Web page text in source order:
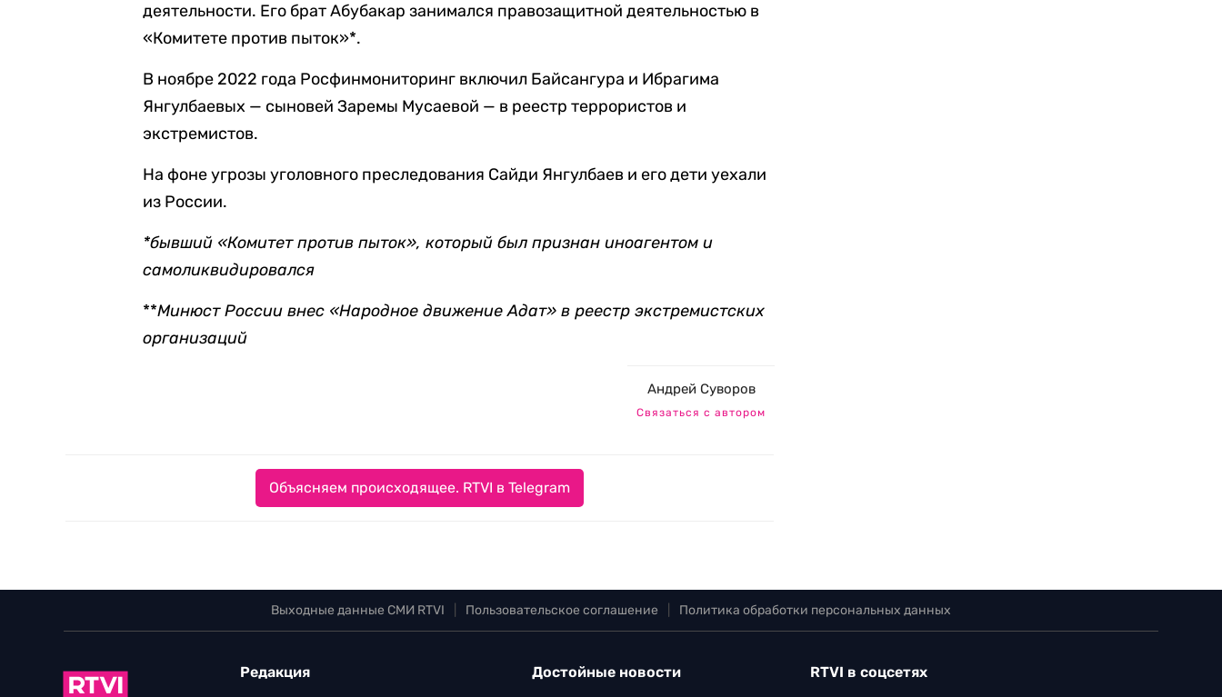
деятельности. Его брат Абубакар занимался правозащитной деятельностью в
«Комитете против пыток»*.
В ноябре 2022 года Росфинмониторинг включил Байсангура и Ибрагима
Янгулбаевых — сыновей Заремы Мусаевой — в реестр террористов и
экстремистов.
На фоне угрозы уголовного преследования Сайди Янгулбаев и его дети уехали
из России.
*бывший «Комитет против пыток», который был признан иноагентом и
самоликвидировался
**Минюст России внес «Народное движение Адат» в реестр экстремистских
организаций
Андрей Суворов
Связаться с автором
Объясняем происходящее. RTVI в Telegram
Выходные данные СМИ RTVI Пользовательское соглашение Политика обработки персональных данных
Редакция Достойные новости RTVI в соцсетях